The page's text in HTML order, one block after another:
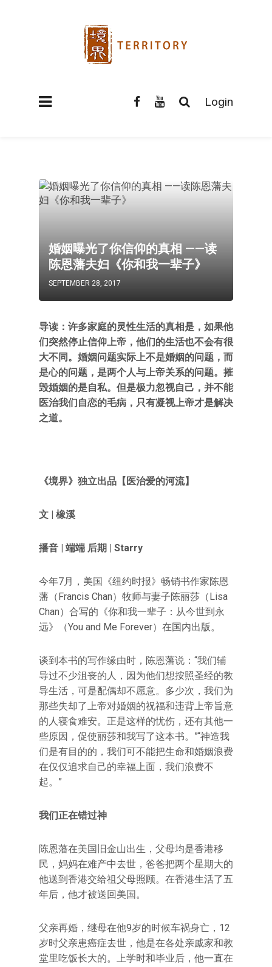
Login
婚姻曝光了你信仰的真相 ——读
陈恩藩夫妇《你和我一辈子》
SEPTEMBER 28, 2017
导读：许多家庭的灵性生活的真相是，如果他
们突然停止信仰上帝，他们的生活也不会有很
大不同。婚姻问题实际上不是婚姻的问题，而
是心的问题，是两个人与上帝关系的问题。摧
毁婚姻的是自私。但是极力忽视自己，并不能
医治我们自恋的毛病，只有凝视上帝才是解决
之道。
《境界》独立出品【医治爱的河流】
文 | 橡溪
播音 | 端端 后期 | Starry
今年7月，美国《纽约时报》畅销书作家陈恩
藩（Francis Chan）牧师与妻子陈丽莎（Lisa
Chan）合写的《你和我一辈子：从今世到永
远》（You and Me Forever）在国内出版。
谈到本书的写作缘由时，陈恩藩说：“我们辅
导过不少沮丧的人，因为他们想按照圣经的教
导生活，可是配偶却不愿意。多少次，我们为
那些失却了上帝对婚姻的祝福和违背上帝旨意
的人寝食难安。正是这样的忧伤，还有其他一
些原因，促使丽莎和我写了这本书。”“神造我
们是有目的的，我们可不能把生命和婚姻浪费
在仅仅追求自己的幸福上面，我们浪费不
起。”
我们正在错过神
陈恩藩在美国旧金山出生，父母均是香港移
民，妈妈在难产中去世，爸爸把两个星期大的
他送到香港交给祖父母照顾。在香港生活了五
年后，他才被送回美国。
父亲再婚，继母在他9岁的时候车祸身亡，12
岁时父亲患癌症去世，他是在各处亲戚家和教
堂里吃饭长大的。上学时和毕业后，他一直在